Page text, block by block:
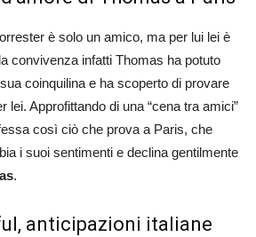
è solo un amico, ma per lui lei è
convivenza infatti Thomas ha potuto
coinquilina e ha scoperto di provare
lei. Approfittando di una “cena tra amici”
così ciò che prova a Paris, che
i suoi sentimenti e declina gentilmente
.
anticipazioni italiane